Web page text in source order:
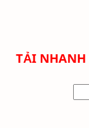
TẢI NHANH